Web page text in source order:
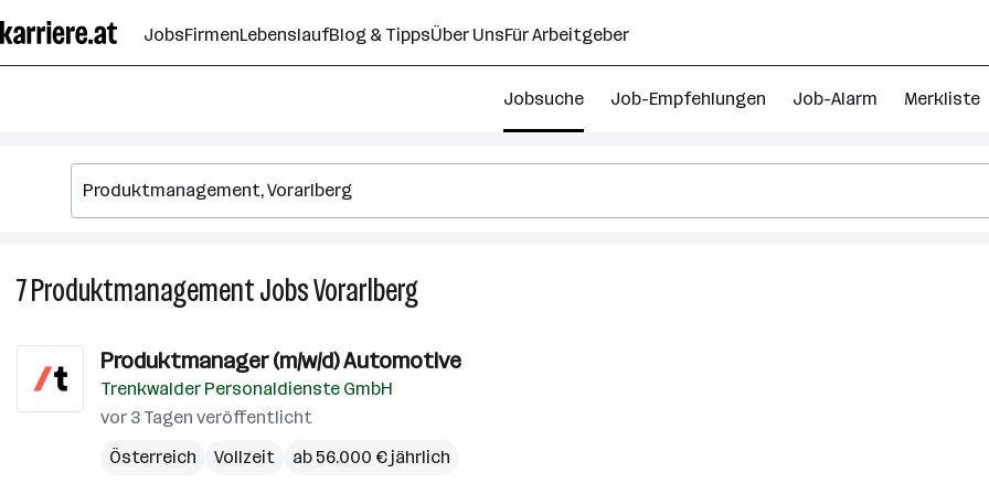
Seiteninhalt
springen
JobsFirmenLebenslaufBlog & TippsÜber UnsFür Arbeitgeber
Jobsuche Job-Empfehlungen Job-Alarm Merkliste
7ProduktmanagementJobsVorarlberg7
Produktmanagement
in
Produktmanager (m/w/d) Automotive
Trenkwalder Personaldienste GmbH
vor 3 Tagen veröffentlicht
Österreich
Vollzeit ab 56.000 € jährlich